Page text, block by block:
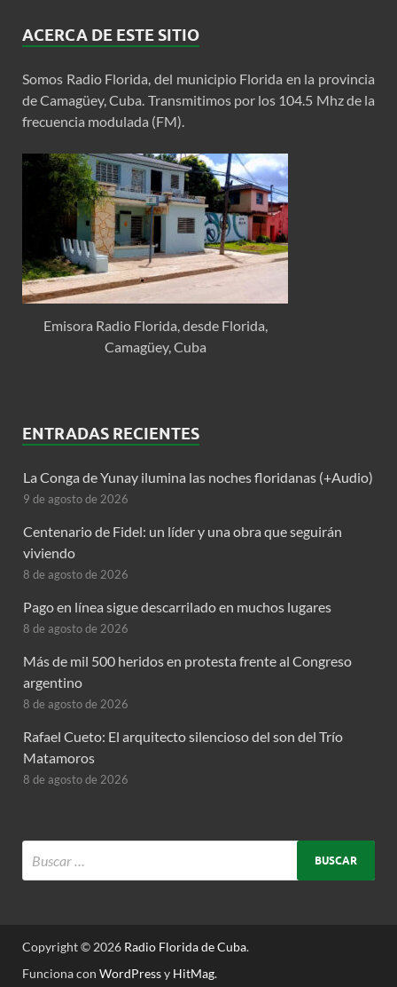
ACERCA DE ESTE SITIO
Somos Radio Florida, del municipio Florida en la provincia
de Camagüey, Cuba. Transmitimos por los 104.5 Mhz de la
frecuencia modulada (FM).
Emisora Radio Florida, desde Florida,
Camagüey, Cuba
ENTRADAS RECIENTES
La Conga de Yunay ilumina las noches floridanas (+Audio)
9 de agosto de 2026
Centenario de Fidel: un líder y una obra que seguirán
viviendo
8 de agosto de 2026
Pago en línea sigue descarrilado en muchos lugares
8 de agosto de 2026
Más de mil 500 heridos en protesta frente al Congreso
argentino
8 de agosto de 2026
Rafael Cueto: El arquitecto silencioso del son del Trío
Matamoros
8 de agosto de 2026
Copyright © 2026 Radio Florida de Cuba.
Funciona con WordPressy HitMag.